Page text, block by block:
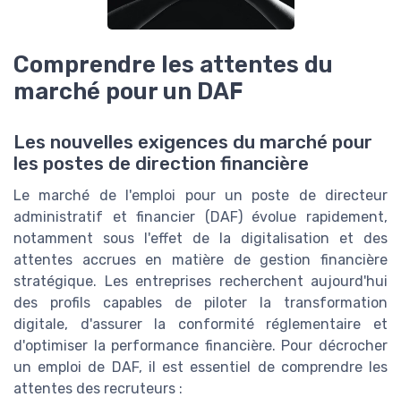
Comprendre les attentes du
marché pour un DAF
Les nouvelles exigences du marché pour
les postes de direction financière
Le marché de l'emploi pour un poste de directeur
administratif et financier (DAF) évolue rapidement,
notamment sous l'effet de la digitalisation et des
attentes accrues en matière de gestion financière
stratégique. Les entreprises recherchent aujourd'hui
des profils capables de piloter la transformation
digitale, d'assurer la conformité réglementaire et
d'optimiser la performance financière. Pour décrocher
un emploi de DAF, il est essentiel de comprendre les
attentes des recruteurs :